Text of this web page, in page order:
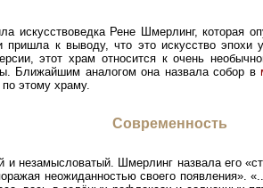
искусствоведка Рене Шмерлинг, которая
к выводу, что это искусство эпохи
этот храм относится к очень
Ближайшим аналогом она назвала собор в
этому храму.
Современность
и незамысловатый. Шмерлинг назвала его
неожиданностью своего появления».